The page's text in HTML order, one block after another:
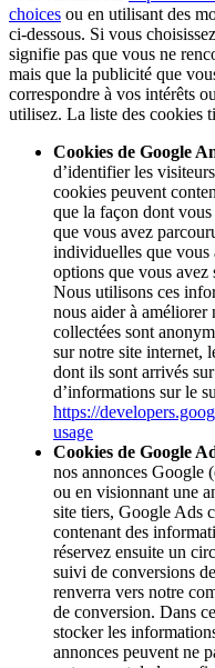
choices ou en utilisant des
ci-dessous. Si vous
signifie pas que vous ne
mais que la publicité que
correspondre à vos intérêts
utilisez. La liste des cookies
Cookies de Google
d’identifier les
cookies peuvent
que la façon dont
que vous avez
individuelles que vous
options que vous avez
Nous utilisons ces
nous aider à
collectées sont
sur notre site internet,
dont ils sont arrivés
d’informations sur le
https://
usage
Cookies de Google
nos annonces Google
ou en visionnant une
site tiers, Google Ads
contenant des
réservez ensuite un
suivi de conversions
renverra vers notre
de conversion. Dans
stocker les
annonces peuvent ne